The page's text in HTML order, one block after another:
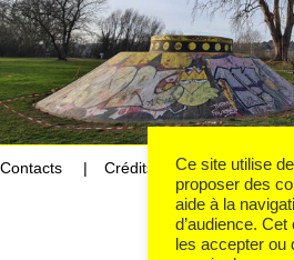
Contacts Crédits Mentions
Ce site utilise
proposer des
aide à la
d’audience.
les accepter ou